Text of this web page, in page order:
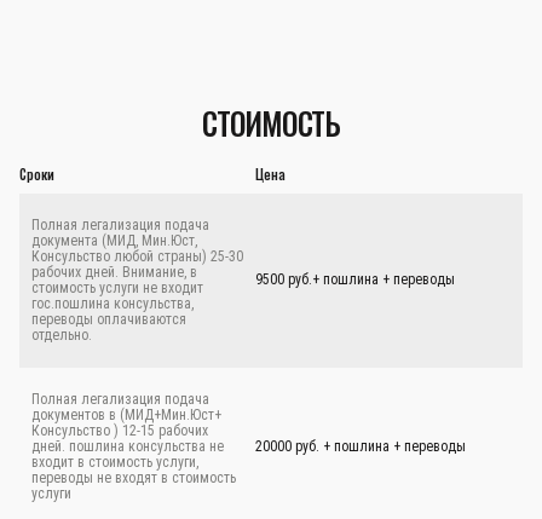
СТОИМОСТЬ
Сроки Цена
Полная легализация подача
документа (МИД, Мин.Юст,
Консульство любой страны) 25-30
рабочих дней. Внимание, в
стоимость услуги не входит
гос.пошлина консульства,
переводы оплачиваются
отдельно.
9500 руб.+ пошлина + переводы
Полная легализация подача
документов в (МИД+Мин.Юст+
Консульство ) 12-15 рабочих
дней. пошлина консульства не
входит в стоимость услуги,
переводы не входят в стоимость
услуги
20000 руб. + пошлина + переводы